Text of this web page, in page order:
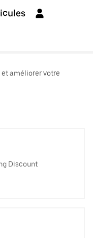
et améliorer votre
Discount